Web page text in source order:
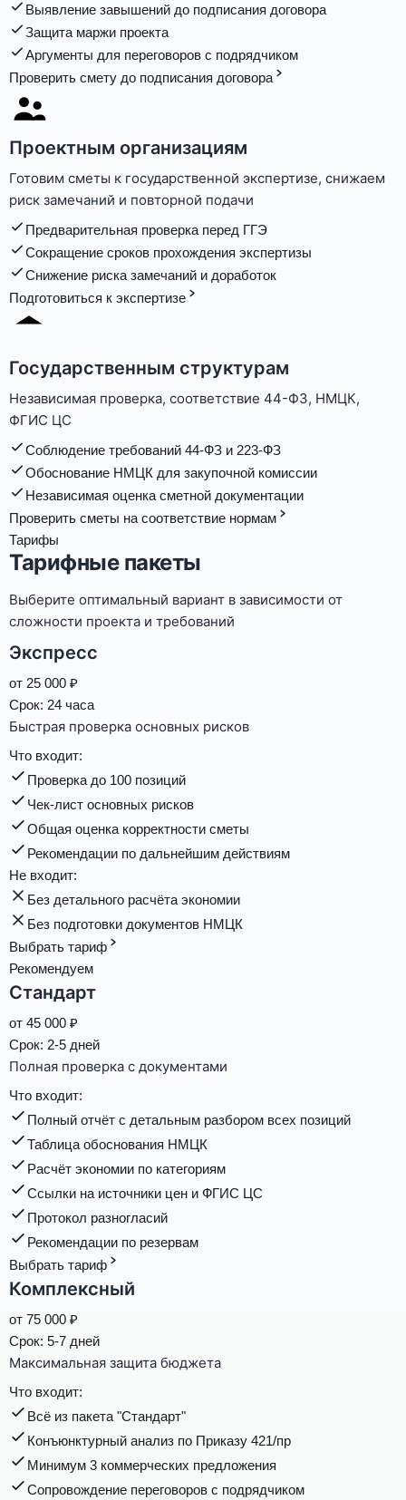
Выявление завышений до подписания договора
Защита маржи проекта
Аргументы для переговоров с подрядчиком
Проверить смету до подписания договора
Проектным организациям
Готовим сметы к государственной экспертизе, снижаем
риск замечаний и повторной подачи
Предварительная проверка перед ГГЭ
Сокращение сроков прохождения экспертизы
Снижение риска замечаний и доработок
Подготовиться к экспертизе
Государственным структурам
Независимая проверка, соответствие 44-ФЗ, НМЦК,
ФГИС ЦС
Соблюдение требований 44-ФЗ и 223-ФЗ
Обоснование НМЦК для закупочной комиссии
Независимая оценка сметной документации
Проверить сметы на соответствие нормам
Тарифы
Тарифные пакеты
Выберите оптимальный вариант в зависимости от
сложности проекта и требований
Экспресс
от 25 000 ₽
Срок: 24 часа
Быстрая проверка основных рисков
Что входит:
Проверка до 100 позиций
Чек-лист основных рисков
Общая оценка корректности сметы
Рекомендации по дальнейшим действиям
Не входит:
Без детального расчёта экономии
Без подготовки документов НМЦК
Выбрать тариф
Рекомендуем
Стандарт
от 45 000 ₽
Срок: 2-5 дней
Полная проверка с документами
Что входит:
Полный отчёт с детальным разбором всех позиций
Таблица обоснования НМЦК
Расчёт экономии по категориям
Ссылки на источники цен и ФГИС ЦС
Протокол разногласий
Рекомендации по резервам
Выбрать тариф
Комплексный
от 75 000 ₽
Срок: 5-7 дней
Максимальная защита бюджета
Что входит:
Всё из пакета "Стандарт"
Конъюнктурный анализ по Приказу 421/пр
Минимум 3 коммерческих предложения
Сопровождение переговоров с подрядчиком